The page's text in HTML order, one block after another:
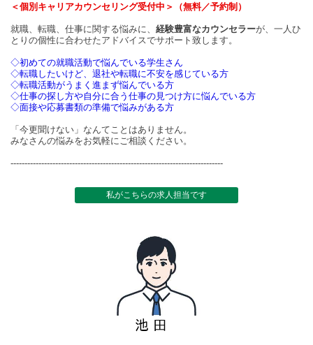
＜個別キャリアカウンセリング受付中＞（無料／予約制）
就職、転職、仕事に関する悩みに、 経験豊富なカウンセラーが、一人ひ
とりの個性に合わせたアドバイスでサポート致します。
◇初めての就職活動で悩んでいる学生さん
◇転職したいけど、退社や転職に不安を感じている方
◇転職活動がうまく進まず悩んでいる方
◇仕事の探し方や自分に合う仕事の見つけ方に悩んでいる方
◇面接や応募書類の準備で悩みがある方
「今更聞けない」なんてことはありません。
みなさんの悩みをお気軽にご相談ください。
----------------------------------------------------------------------------
私がこちらの求人担当です